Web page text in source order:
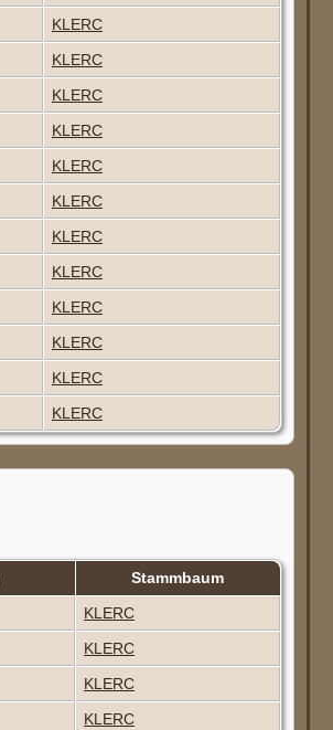
KLERC
KLERC
KLERC
KLERC
KLERC
KLERC
KLERC
KLERC
KLERC
KLERC
KLERC
KLERC
Stammbaum
KLERC
KLERC
KLERC
KLERC